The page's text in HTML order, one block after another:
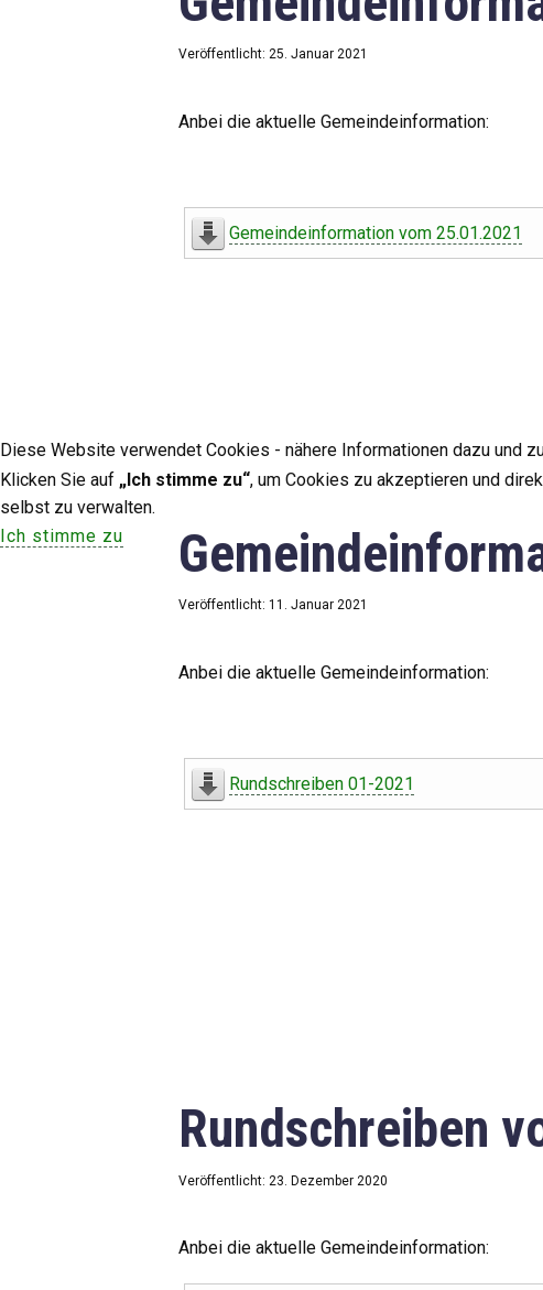
Veröffentlicht: 25. Januar 2021
Anbei die aktuelle Gemeindeinformation:
Gemeindeinformation vom 25.01.2021
Veröffentlicht: 11. Januar 2021
Anbei die aktuelle Gemeindeinformation:
Rundschreiben 01-2021
Rundschreiben
Veröffentlicht: 23. Dezember 2020
Anbei die aktuelle Gemeindeinformation:
Diese Website verwendet Cookies - nähere Informationen dazu und
Klicken Sie auf „Ich stimme zu“, um Cookies zu akzeptieren und
selbst zu verwalten.
Ich stimme zu